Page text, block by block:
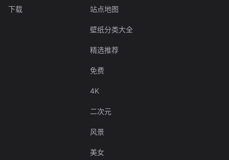
下载 站点地图
壁纸分类大全
精选推荐
免费
4K
二次元
风景
美女